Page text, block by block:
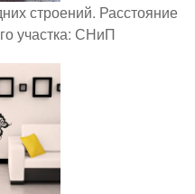
строений. Расстояние
участка: СНиП